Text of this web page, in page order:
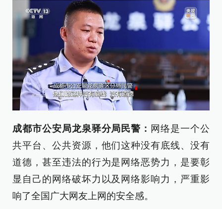
成都市公安局龙泉驿分局民警： 网络是一个公
共平台、公共资源，他们这种没有底线、没有
道德，甚至违法的行为是网络恶势力，是要彰
显自己的网络破坏力以及网络影响力，严重影
响了全国广大网友上网的安全感。